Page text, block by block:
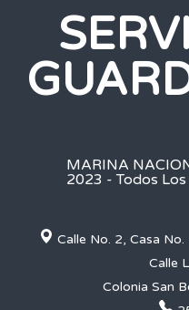
MARINA
2023 - Todos
Calle No. 2, Casa
Calle
Colonia San